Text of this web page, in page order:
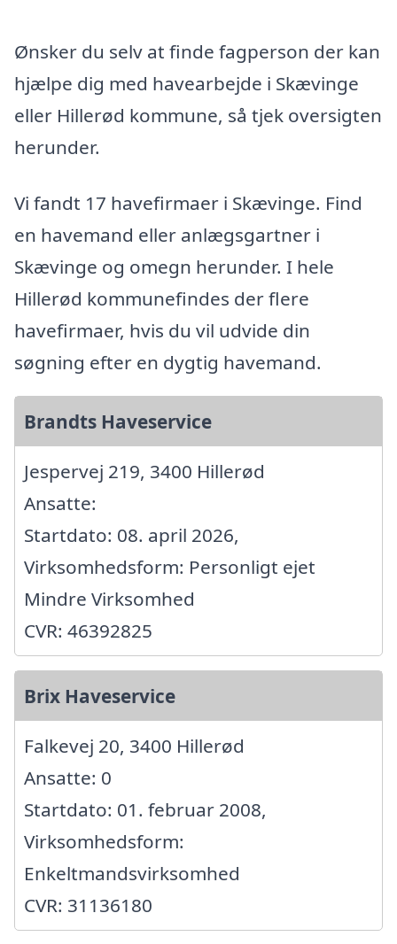
Ønsker du selv at finde fagperson der kan
hjælpe dig med havearbejde i Skævinge
eller Hillerød kommune, så tjek oversigten
herunder.
Vi fandt 17 havefirmaer i Skævinge. Find
en havemand eller anlægsgartner i
Skævinge og omegn herunder. I hele
Hillerød kommunefindes der flere
havefirmaer, hvis du vil udvide din
søgning efter en dygtig havemand.
Brandts Haveservice
Jespervej 219, 3400 Hillerød
Ansatte:
Startdato: 08. april 2026,
Virksomhedsform: Personligt ejet
Mindre Virksomhed
CVR: 46392825
Brix Haveservice
Falkevej 20, 3400 Hillerød
Ansatte: 0
Startdato: 01. februar 2008,
Virksomhedsform:
Enkeltmandsvirksomhed
CVR: 31136180